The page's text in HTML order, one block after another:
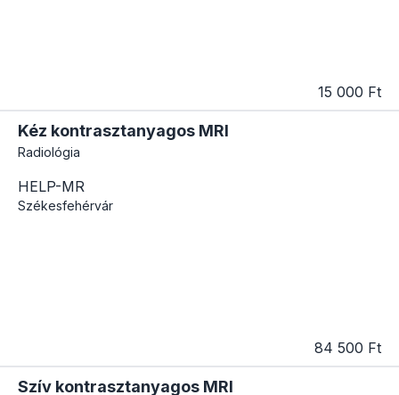
15 000 Ft
Kéz kontrasztanyagos MRI
Radiológia
HELP-MR
Székesfehérvár
84 500 Ft
Szív kontrasztanyagos MRI